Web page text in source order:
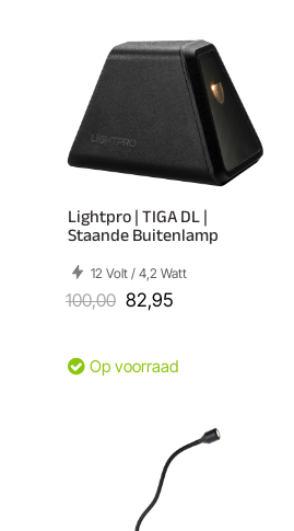
Lightpro | TIGA DL |
Staande Buitenlamp
12 Volt / 4,2 Watt
100,00 82,95
Op voorraad